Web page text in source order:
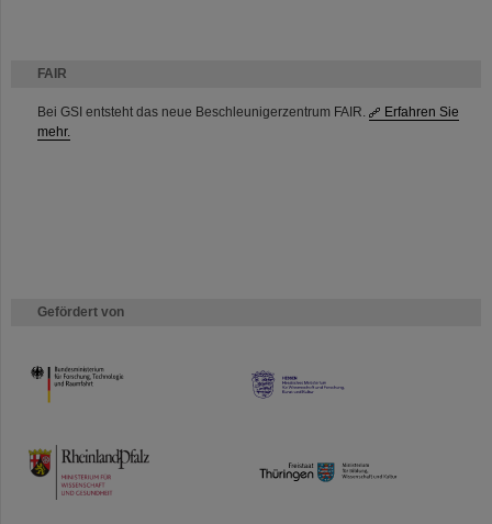
FAIR
Bei GSI entsteht das neue Beschleunigerzentrum FAIR.
Erfahren Sie
mehr.
Gefördert von
HMWK
TMWWDG